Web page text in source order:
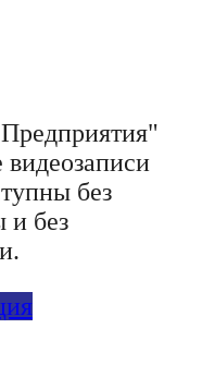
без
и без